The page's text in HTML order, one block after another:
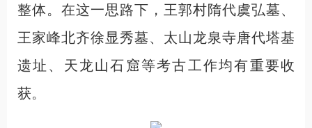
整体。在这一思路下，王郭村隋代虞弘墓、
王家峰北齐徐显秀墓、太山龙泉寺唐代塔基
遗址、天龙山石窟等考古工作均有重要收
获。